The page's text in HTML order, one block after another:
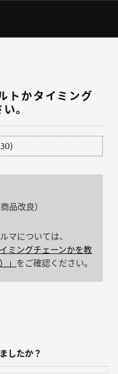
トかタイミング
。
品改良）
マについては、
ミングチェーンかを教
」 をご確認ください。
したか？